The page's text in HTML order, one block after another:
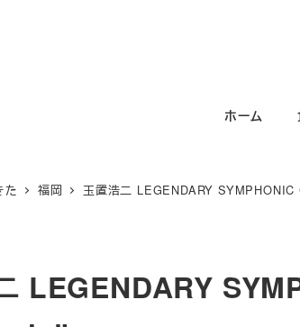
ホーム
た 福岡 玉置浩二 LEGENDARY
LEGENDARY